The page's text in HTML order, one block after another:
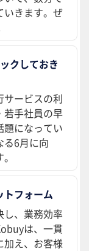
いきます。ぜ
クしておき
サービスの利
若手社員の早
題になってい
る6月に向
フォーム
し、業務効率
は、一貫
加え、お客様